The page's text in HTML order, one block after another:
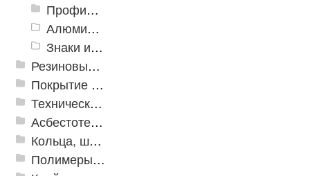
Профили закладные
Алюминиевый профиль для ленты
Знаки из полистирола для разметки пола
Резиновые и ПВХ дорожки
Покрытие из резиновой крошки
Техническая резина
Асбестотехнические и теплоизоляционные материалы
Кольца, шайбы, манжеты
Полимеры и пластики